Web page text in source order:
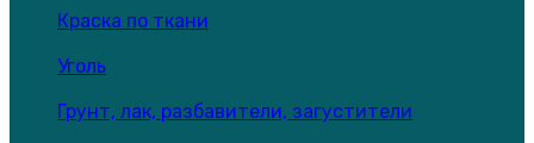
Краска по ткани
Уголь
Грунт, лак, разбавители, загустители